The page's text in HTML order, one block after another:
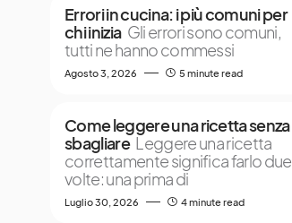
Errori in cucina: i più comuni per
chi inizia Gli errori sono comuni,
tutti ne hanno commessi
Agosto 3, 2026 5 minute read
Come leggere una ricetta senza
sbagliare Leggere una ricetta
correttamente significa farlo due
volte: una prima di
Luglio 30, 2026 4 minute read